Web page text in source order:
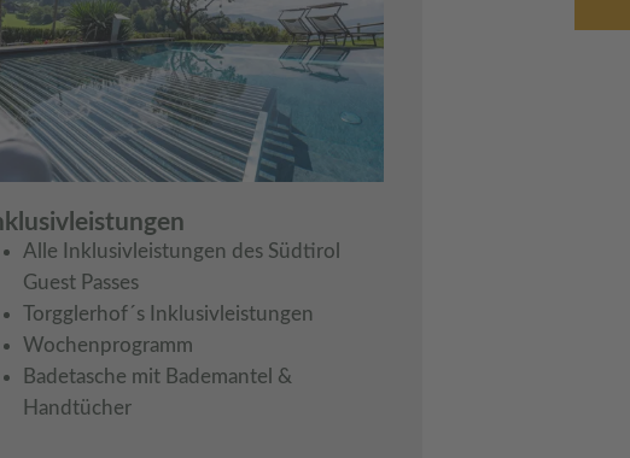
Alle Inklusivleistungen des Südtirol
Guest Passes
Torgglerhof´s Inklusivleistungen
Wochenprogramm
Badetasche mit Bademantel &
Handtücher